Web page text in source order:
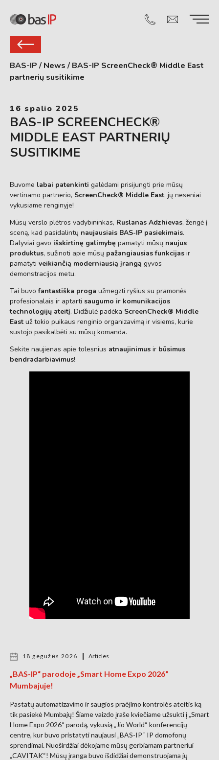
BAS-IP / News / BAS-IP ScreenCheck® Middle East
partnerių susitikime
16 spalio 2025
BAS-IP SCREENCHECK®
MIDDLE EAST PARTNERIŲ
SUSITIKIME
Buvome labai patenkinti galėdami prisijungti prie mūsų
vertinamo partnerio, ScreenCheck® Middle East, jų neseniai
vykusiame renginyje!
Mūsų verslo plėtros vadybininkas, Ruslanas Adzhievas, žengė į
sceną, kad pasidalintų naujausiais BAS-IP pasiekimais.
Dalyviai gavo išskirtinę galimybę pamatyti mūsų naujus
produktus, sužinoti apie mūsų pažangiausias funkcijas ir
pamatyti veikiančią moderniausią įrangą gyvos
demonstracijos metu.
Tai buvofantastiška proga užmegzti ryšius su pramonės
profesionalais ir aptarti saugumo ir komunikacijos
technologijų ateitį. Didžiulė padėka ScreenCheck® Middle
East už tokio puikaus renginio organizavimą ir visiems, kurie
sustojo pasikalbėti su mūsų komanda.
Sekite naujienas apie tolesnius atnaujinimus ir būsimus
bendradarbiavimus!
18 gegužės 2026 Articles
„BAS-IP“ parodoje „Smart Home Expo 2026“
Mumbajuje!
Pastatų automatizavimo ir saugios praėjimo kontrolės ateitis ką
tik pasiekė Mumbajų! Šiame vaizdo įraše kviečiame užsukti į „Smart
Home Expo 2026“ parodą, vykusią „Jio World“ konferencijų
centre, kur buvo pristatyti naujausi „BAS-IP“ IP domofonų
sprendimai. Nuoširdžiai dėkojame mūsų gerbiamam partneriui
„CAVITAK“! Mūsų įranga buvo išdidžiai demonstruojama jų